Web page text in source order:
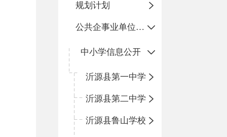
规划计划
公共企事业单位信息公开
中小学信息公开
沂源县第一中学
沂源县第二中学
沂源县鲁山学校